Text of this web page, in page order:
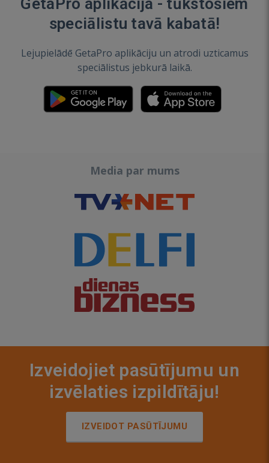
GetaPro aplikācija - tūkstošiem
speciālistu tavā kabatā!
Lejupielādē GetaPro aplikāciju un atrodi uzticamus
speciālistus jebkurā laikā.
Media par mums
Izveidojiet pasūtījumu un
izvēlaties izpildītāju!
IZVEIDOT PASŪTĪJUMU